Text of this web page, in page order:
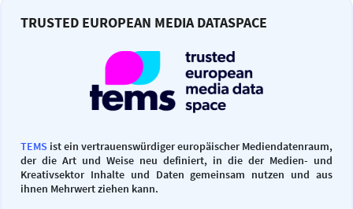
TRUSTED EUROPEAN MEDIA DATASPACE
TEMS ist ein vertrauenswürdiger europäischer Mediendatenraum,
der die Art und Weise neu definiert, in die der Medien- und
Kreativsektor Inhalte und Daten gemeinsam nutzen und aus
ihnen Mehrwert ziehen kann.